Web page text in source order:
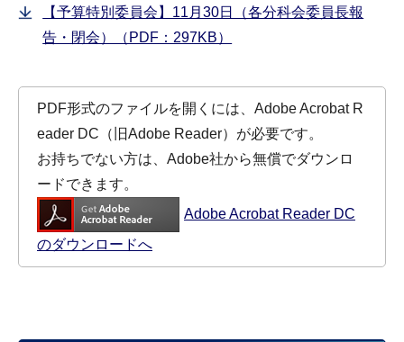
【予算特別委員会】11月30日（各分科会委員長報
告・閉会）（PDF：297KB）
PDF形式のファイルを開くには、Adobe Acrobat R
eader DC（旧Adobe Reader）が必要です。
お持ちでない方は、Adobe社から無償でダウンロ
ードできます。
Adobe Acrobat Reader DC
のダウンロードへ